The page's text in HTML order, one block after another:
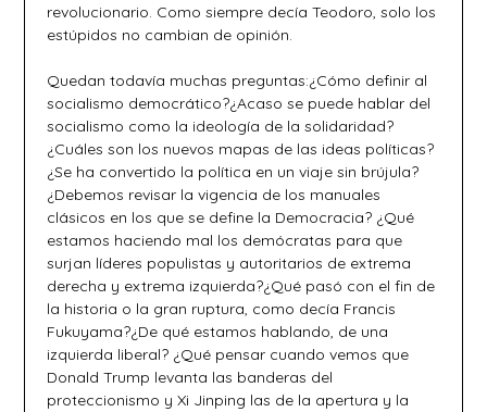
revolucionario. Como siempre decía Teodoro, solo los
estúpidos no cambian de opinión.
Quedan todavía muchas preguntas:¿Cómo definir al
socialismo democrático?¿Acaso se puede hablar del
socialismo como la ideología de la solidaridad?
¿Cuáles son los nuevos mapas de las ideas políticas?
¿Se ha convertido la política en un viaje sin brújula?
¿Debemos revisar la vigencia de los manuales
clásicos en los que se define la Democracia? ¿Qué
estamos haciendo mal los demócratas para que
surjan líderes populistas y autoritarios de extrema
derecha y extrema izquierda?¿Qué pasó con el fin de
la historia o la gran ruptura, como decía Francis
Fukuyama?¿De qué estamos hablando, de una
izquierda liberal? ¿Qué pensar cuando vemos que
Donald Trump levanta las banderas del
proteccionismo y Xi Jinping las de la apertura y la